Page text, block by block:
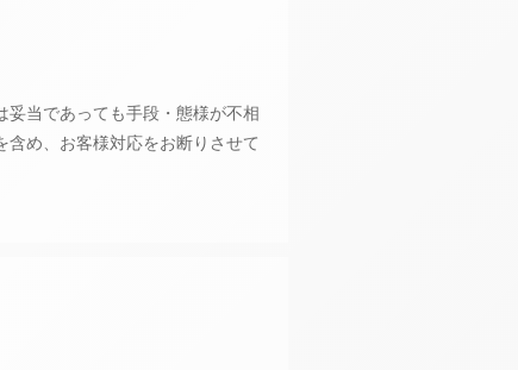
妥当であっても手段・態様が不相
め、お客様対応をお断りさせて
1室